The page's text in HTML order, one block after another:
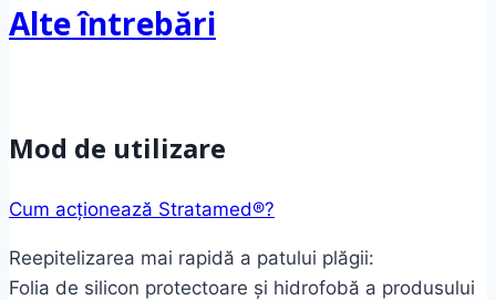
Alte întrebări
Mod de utilizare
Cum acționează Stratamed®?
Reepitelizarea mai rapidă a patului plăgii:
Folia de silicon protectoare și hidrofobă a produsului